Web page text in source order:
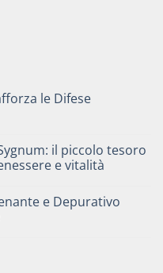
le Difese
il piccolo tesoro
e vitalità
e Depurativo